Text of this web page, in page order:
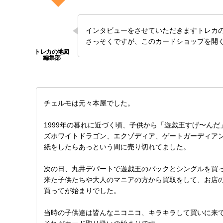
インタビューをさせていただきますトレカ
さっそくですが、このカードショップを開
チェルモは元々本屋でした。
1999年の暮れに近づく頃、子供から「遊戯王すげ〜ん
ズホワイトドラゴン、エクゾディア、ゲートガーディ
紙をしたらあっという間に売り切れてました。
次の日、丸井デパートで遊戯王のパックとシングルを
来た子供たちや大人のマニアの方から買取をして、お
買ってが始まりでした。
当時の子供達は皆んなニコニコ、キラキラして買いに来